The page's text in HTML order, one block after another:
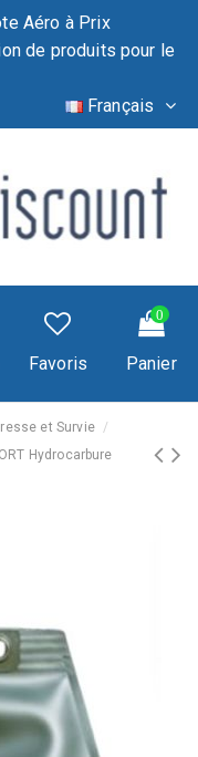
Aéro à Prix
de produits pour le
Français
Favoris
0
Panier
et Survie
Hydrocarbure